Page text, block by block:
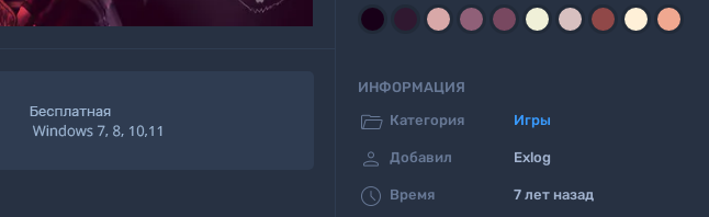
ИНФОРМАЦИЯ
 Категория Игры
 Добавил Exlog
 Время 7 лет назад